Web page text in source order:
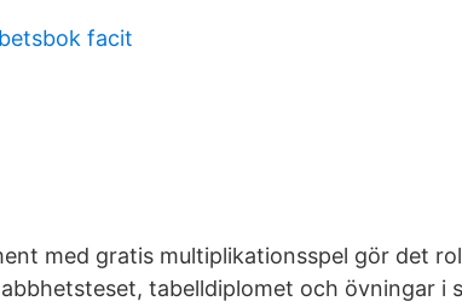
facit
med gratis multiplikationsspel gör det
tabelldiplomet och övningar i